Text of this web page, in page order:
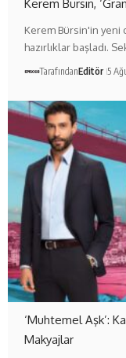
Kerem Bürsin,
Kerem Bürsin'in yeni
hazırlıklar başladı.
TarafındanEditör 5
‘Muhtemel Aşk’:
Makyajlar